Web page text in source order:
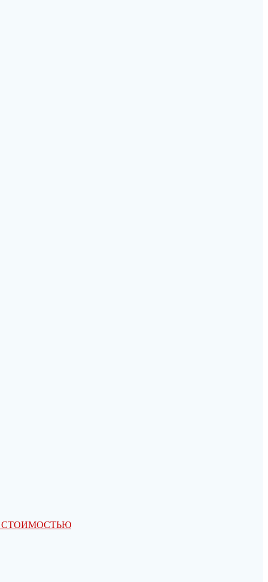
СТОИМОСТЬЮ